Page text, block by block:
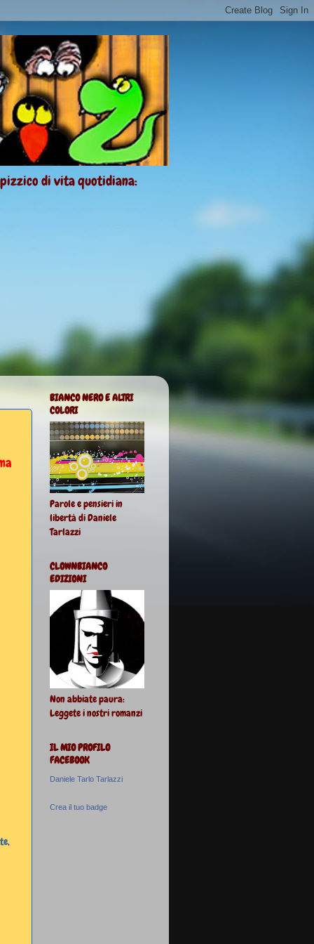
pizzico di vita quotidiana:
,
BIANCO NERO E ALTRI
COLORI
Parole e pensieri in
libertà di Daniele
Tarlazzi
CLOWNBIANCO
EDIZIONI
Non abbiate paura:
Leggete i nostri romanzi
IL MIO PROFILO
FACEBOOK
Daniele Tarlo Tarlazzi
Crea il tuo badge